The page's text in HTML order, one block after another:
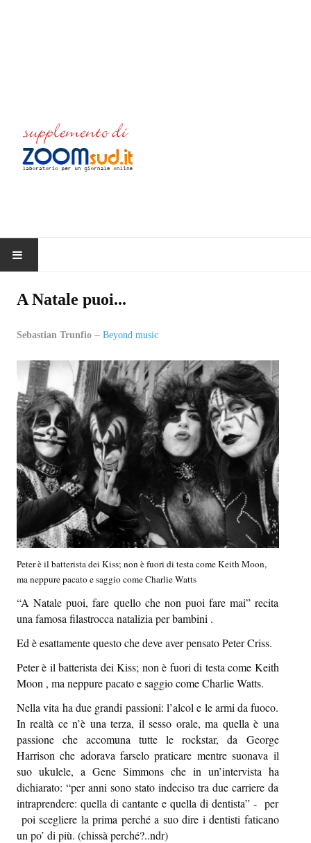
QUOVADIS
SEZIONI
Oltre il presente
Oltre i sensi
Entro e non oltre
Beyond music
In-oltre
Quovadis
Epilibri
Intervistando
Boheme
Epischermo
A Natale puoi...
Sebastian Trunfio Beyond music
Peter è il batterista dei Kiss; non è fuori di testa come Keith Moon,
ma neppure pacato e saggio come Charlie Watts
“A Natale puoi, fare quello che non puoi fare mai” recita
una famosa filastrocca natalizia per bambini .
Ed è esattamente questo che deve aver pensato Peter Criss.
Peter è il batterista dei Kiss; non è fuori di testa come Keith
Moon , ma neppure pacato e saggio come Charlie Watts.
Nella vita ha due grandi passioni: l’alcol e le armi da fuoco.
In realtà ce n’è una terza, il sesso orale, ma quella è una
passione che accomuna tutte le rockstar, da George
Harrison che adorava farselo praticare mentre suonava il
suo ukulele, a Gene Simmons che in un’intervista ha
dichiarato: “per anni sono stato indeciso tra due carriere da
intraprendere: quella di cantante e quella di dentista” - per
poi scegliere la prima perché a suo dire i dentisti faticano
un po’ di più. (chissà perché?..ndr)